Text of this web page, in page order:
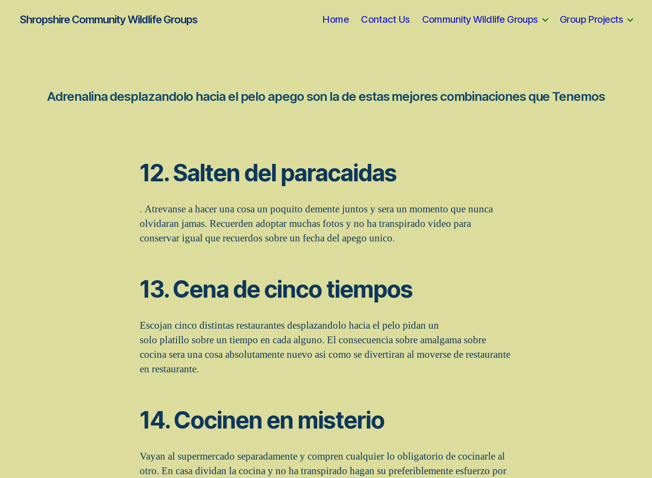
Shropshire Community Wildlife Groups Home Contact Us Community Wildlife Groups Group Projects
Adrenalina desplazandolo hacia el pelo apego son la de estas mejores combinaciones que Tenemos
12. Salten del paracaidas
. Atrevanse a hacer una cosa un poquito demente juntos y sera un momento que nunca
olvidaran jamas. Recuerden adoptar muchas fotos y no ha transpirado video para
conservar igual que recuerdos sobre un fecha del apego unico.
13. Cena de cinco tiempos
Escojan cinco distintas restaurantes desplazandolo hacia el pelo pidan un
solo platillo sobre un tiempo en cada alguno. El consecuencia sobre amalgama sobre
cocina sera una cosa absolutamente nuevo asi­ como se divertiran al moverse de restaurante
en restaurante.
14. Cocinen en misterio
Vayan al supermercado separadamente y compren cualquier lo obligatorio de cocinarle al
otro. En casa dividan la cocina y no ha transpirado hagan su preferiblemente esfuerzo por